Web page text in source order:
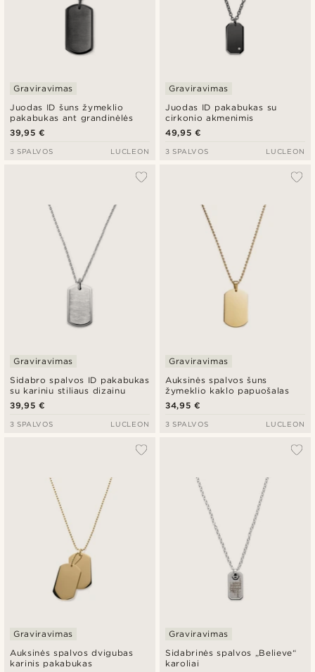
Juodas ID šuns žymeklio
pakabukas ant grandinėlės
Graviravimas
39,95 €
3 SPALVOS LUCLEON
Juodas ID pakabukas su
cirkonio akmenimis
Graviravimas
49,95 €
3 SPALVOS LUCLEON
Sidabro spalvos ID pakabukas
su kariniu stiliaus dizainu
Graviravimas
39,95 €
3 SPALVOS LUCLEON
Auksinės spalvos šuns
žymeklio kaklo papuošalas
Graviravimas
34,95 €
3 SPALVOS LUCLEON
Auksinės spalvos dvigubas
karinis pakabukas
Graviravimas
Sidabrinės spalvos „Believe“
karoliai
Graviravimas